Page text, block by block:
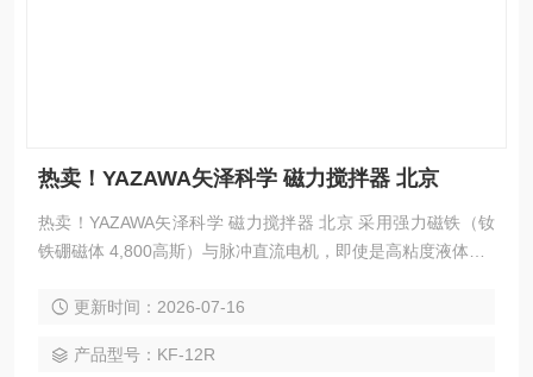
热卖！YAZAWA矢泽科学 磁力搅拌器 北京
热卖！YAZAWA矢泽科学 磁力搅拌器 北京 采用强力磁铁（钕
铁硼磁体 4,800高斯）与脉冲直流电机，即使是高粘度液体（1
上使用PTFE材料，该设备经过专门设计，以避免发电带来的
更新时间：2026-07-16
产品型号：KF-12R